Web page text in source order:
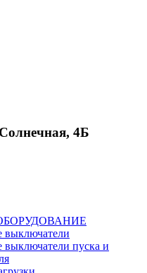
4Б
выключатели
выключатели пуска и